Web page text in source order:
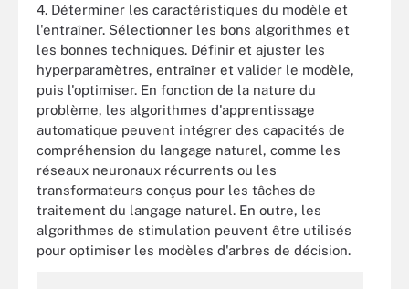
4. Déterminer les caractéristiques du modèle et
l'entraîner. Sélectionner les bons algorithmes et
les bonnes techniques. Définir et ajuster les
hyperparamètres, entraîner et valider le modèle,
puis l'optimiser. En fonction de la nature du
problème, les algorithmes d'apprentissage
automatique peuvent intégrer des capacités de
compréhension du langage naturel, comme les
réseaux neuronaux récurrents ou les
transformateurs conçus pour les tâches de
traitement du langage naturel. En outre, les
algorithmes de stimulation peuvent être utilisés
pour optimiser les modèles d'arbres de décision.